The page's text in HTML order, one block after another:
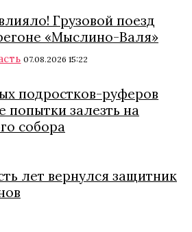
Грузовой поезд
«Мыслино-Валя»
07.08.2026 15:22
подростков-руферов
попытки залезть на
собора
лет вернулся защитник